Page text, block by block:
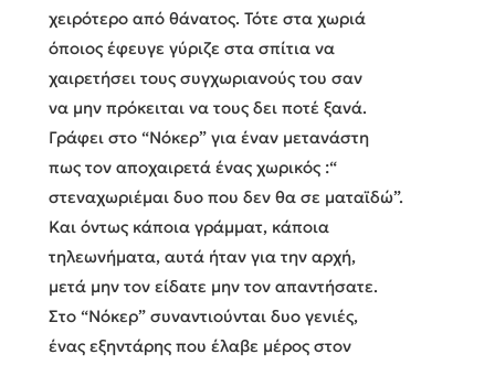
χειρότερο από θάνατος. Τότε στα χωριά
όποιος έφευγε γύριζε στα σπίτια να
χαιρετήσει τους συγχωριανούς του σαν
να μην πρόκειται να τους δει ποτέ ξανά.
Γράφει στο “Νόκερ” για έναν μετανάστη
πως τον αποχαιρετά ένας χωρικός :“
στεναχωριέμαι δυο που δεν θα σε ματαϊδώ”.
Και όντως κάποια γράμματ, κάποια
τηλεωνήματα, αυτά ήταν για την αρχή,
μετά μην τον είδατε μην τον απαντήσατε.
Στο “Νόκερ” συναντιούνται δυο γενιές,
ένας εξηντάρης που έλαβε μέρος στον